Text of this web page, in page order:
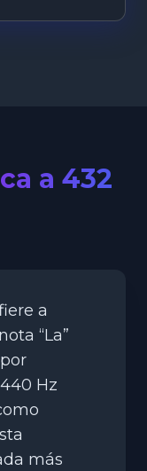
a 432
a
“La”
Hz
más